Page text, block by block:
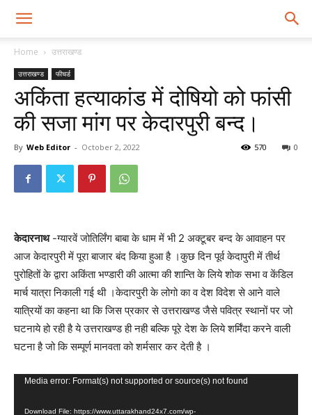
Home उत्तराखण्ड
उत्तराखण्ड फीचर्ड
अकिंता हत्याकांड में दोषियो को फांसी
की सजा मांग पर केदारपुरी बन्द।
By Web Editor - October 2, 2022 0
570
केदारनाथ-ग्यारवें जोतिर्लिंग बाबा के धाम में भी 2 अक्टूबर बन्द के आवाहन पर
आज केदारपुरी में पूरा बाजार बंद किया हुआ है ।कुछ दिन पूर्व केदापुरी में तीर्थ
पुरोहितों के द्वारा अकिंता भण्डारी की आत्मा की शान्ति के लिये शोक सभा व केंडिल
मार्च यात्रा निकाली गई थी ।केदारपुरी के लोगो का व देश विदेश से आने वाले
यात्रियों का कहना था कि जिस प्रकार से उत्तराखण्ड जैसे पवित्र स्थानों पर जो
घटनाये हो रही है ये उत्तराखण्ड ही नही बल्कि पूरे देश के लिये शर्मिंदा करने वाली
घटना है जो कि सम्पूर्ण मानवता को शर्मसार कर देती है ।
Video
Media error: Format(s) not supported or source(s) not found
Download File: https://www.uttarakhand24x7.com/wp-